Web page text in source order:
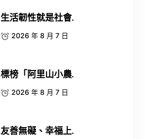
生活韌性就是社會.
2026 年 8 月 7 日
標榜「阿里山小農.
2026 年 8 月 7 日
友善無礙、幸福上.